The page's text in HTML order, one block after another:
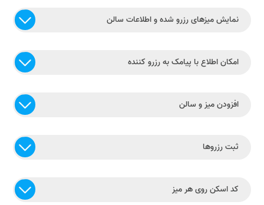
نمایش میزهای رزرو شده و اطلاعات سالن
امکان اطلاع با پیامک به رزرو کننده
افزودن میز و سالن
ثبت رزروها
کد اسکن روی هر میز